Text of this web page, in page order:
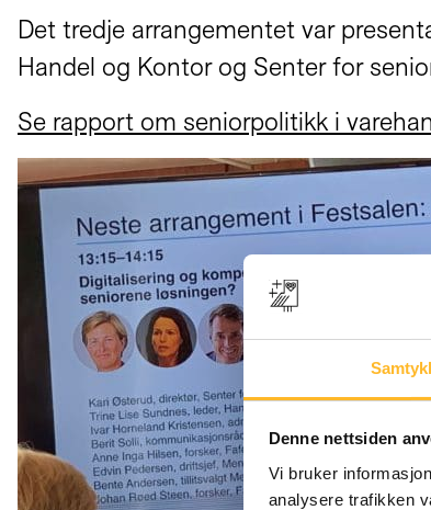
Denne nettsiden
Vi bruker
analysere trafikken
Det tredje arrangementet var
Handel og Kontor og Senter for
Se rapport om seniorpolitikk i